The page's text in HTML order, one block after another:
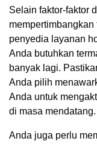
Selain faktor-faktor
penyedia layanan
Anda butuhkan
banyak lagi.
Anda pilih
Anda untuk
di masa mendatang.
Anda juga perlu